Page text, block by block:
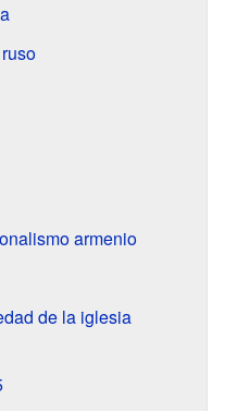
armenio
de la iglesia